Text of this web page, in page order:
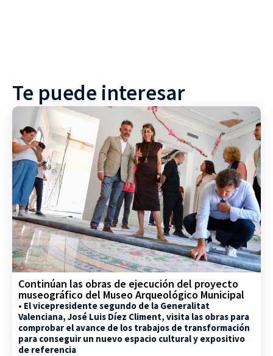
Te puede interesar
Continúan las obras de ejecución del proyecto
museográfico del Museo Arqueológico Municipal
• El vicepresidente segundo de la Generalitat
Valenciana, José Luis Díez Climent, visita las obras para
comprobar el avance de los trabajos de transformación
para conseguir un nuevo espacio cultural y expositivo
de referencia